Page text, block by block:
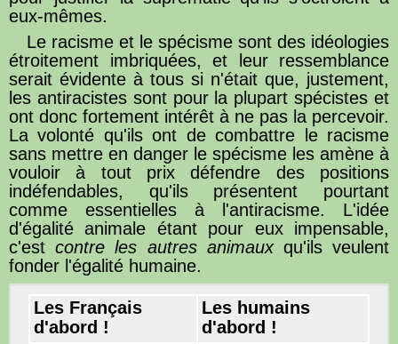
eux-mêmes.
Le racisme et le spécisme sont des idéologies
étroitement imbriquées, et leur ressemblance
serait évidente à tous si n'était que, justement,
les antiracistes sont pour la plupart spécistes et
ont donc fortement intérêt à ne pas la percevoir.
La volonté qu'ils ont de combattre le racisme
sans mettre en danger le spécisme les amène à
vouloir à tout prix défendre des positions
indéfendables, qu'ils présentent pourtant
comme essentielles à l'antiracisme. L'idée
d'égalité animale étant pour eux impensable,
c'estcontre les autres animauxqu'ils veulent
fonder l'égalité humaine.
Les Français
d'abord !
Les humains
d'abord !